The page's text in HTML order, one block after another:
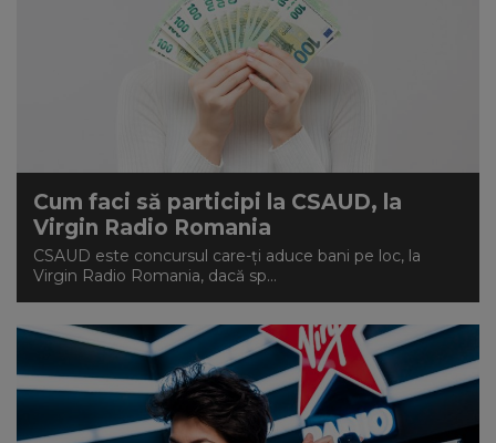
Cum faci să participi la CSAUD, la
Virgin Radio Romania
CSAUD este concursul care-ți aduce bani pe loc, la
Virgin Radio Romania, dacă sp...